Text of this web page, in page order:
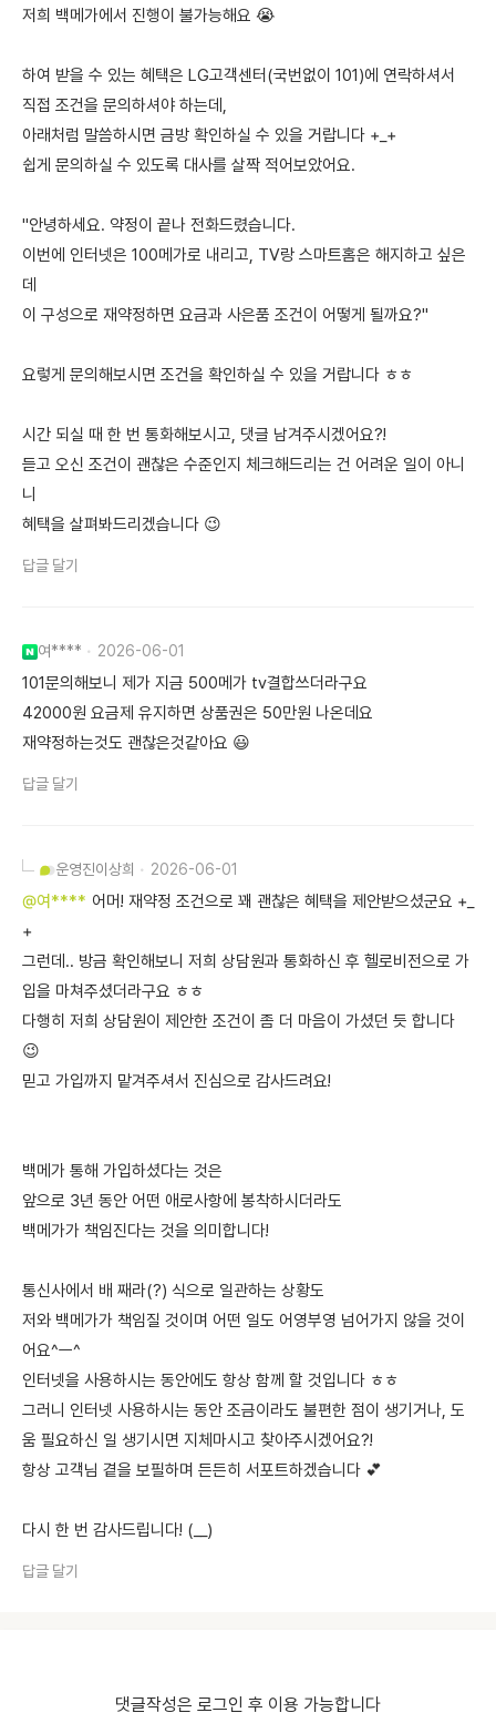
저희 백메가에서 진행이 불가능해요 😭
하여 받을 수 있는 혜택은 LG고객센터(국번없이 101)에 연락하셔서
직접 조건을 문의하셔야 하는데,
아래처럼 말씀하시면 금방 확인하실 수 있을 거랍니다 +_+
쉽게 문의하실 수 있도록 대사를 살짝 적어보았어요.
"안녕하세요. 약정이 끝나 전화드렸습니다.
이번에 인터넷은 100메가로 내리고, TV랑 스마트홈은 해지하고 싶은
데
이 구성으로 재약정하면 요금과 사은품 조건이 어떻게 될까요?"
요렇게 문의해보시면 조건을 확인하실 수 있을 거랍니다 ㅎㅎ
시간 되실 때 한 번 통화해보시고, 댓글 남겨주시겠어요?!
듣고 오신 조건이 괜찮은 수준인지 체크해드리는 건 어려운 일이 아니
니
혜택을 살펴봐드리겠습니다 😉
답글 달기
여**** 2026-06-01
101문의해보니 제가 지금 500메가 tv결합쓰더라구요
42000원 요금제 유지하면 상품권은 50만원 나온데요
재약정하는것도 괜찮은것같아요 😃
답글 달기
운영진이상희 2026-06-01
@여**** 어머! 재약정 조건으로 꽤 괜찮은 혜택을 제안받으셨군요 +_
+
그런데.. 방금 확인해보니 저희 상담원과 통화하신 후 헬로비전으로 가
입을 마쳐주셨더라구요 ㅎㅎ
다행히 저희 상담원이 제안한 조건이 좀 더 마음이 가셨던 듯 합니다
😉
믿고 가입까지 맡겨주셔서 진심으로 감사드려요!
백메가 통해 가입하셨다는 것은
앞으로 3년 동안 어떤 애로사항에 봉착하시더라도
백메가가 책임진다는 것을 의미합니다!
통신사에서 배 째라(?) 식으로 일관하는 상황도
저와 백메가가 책임질 것이며 어떤 일도 어영부영 넘어가지 않을 것이
어요^ㅡ^
인터넷을 사용하시는 동안에도 항상 함께 할 것입니다 ㅎㅎ
그러니 인터넷 사용하시는 동안 조금이라도 불편한 점이 생기거나, 도
움 필요하신 일 생기시면 지체마시고 찾아주시겠어요?!
항상 고객님 곁을 보필하며 든든히 서포트하겠습니다 💕
다시 한 번 감사드립니다! (__)
답글 달기
댓글작성은 로그인 후 이용 가능합니다